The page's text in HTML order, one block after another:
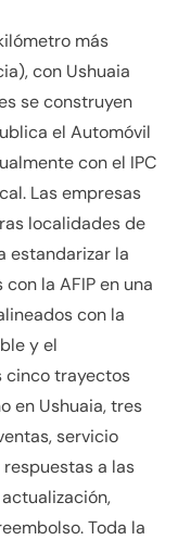
más
con Ushuaia
se construyen
el Automóvil
con el IPC
Las empresas
localidades de
estandarizar la
la AFIP en una
con la
y el
cinco trayectos
en Ushuaia, tres
servicio
a las
Toda la